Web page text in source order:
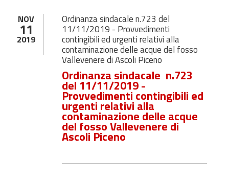
NOV
11
2019
Ordinanza sindacale n.723 del
11/11/2019 - Provvedimenti
contingibili ed urgenti relativi alla
contaminazione delle acque del fosso
Vallevenere di Ascoli Piceno
Ordinanza sindacale n.723
del 11/11/2019 -
Provvedimenti contingibili ed
urgenti relativi alla
contaminazione delle acque
del fosso Vallevenere di
Ascoli Piceno